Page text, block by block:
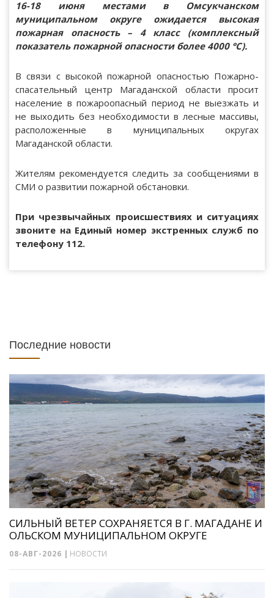
16-18 июня местами в Омсукчанском
муниципальном округе ожидается высокая
пожарная опасность – 4 класс (комплексный
показатель пожарной опасности более 4000 °С).
В связи с высокой пожарной опасностью Пожарно-
спасательный центр Магаданской области просит
население в пожароопасный период не выезжать и
не выходить без необходимости в лесные массивы,
расположенные в муниципальных округах
Магаданской области.
Жителям рекомендуется следить за сообщениями в
СМИ о развитии пожарной обстановки.
При чрезвычайных происшествиях и ситуациях
звоните на Единый номер экстренных служб по
телефону 112.
Последние новости
СИЛЬНЫЙ ВЕТЕР СОХРАНЯЕТСЯ В Г. МАГАДАНЕ И
ОЛЬСКОМ МУНИЦИПАЛЬНОМ ОКРУГЕ
08-АВГ-2026 | НОВОСТИ